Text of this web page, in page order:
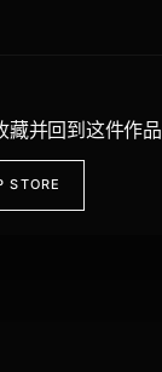
藏并回到这件作品
STORE